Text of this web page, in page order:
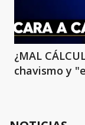
¿MAL
chavismo y